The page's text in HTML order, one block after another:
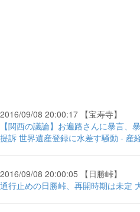
2016/09/08 20:00:17 【宝寿寺】
【関西の議論】お遍路さんに暴言、
提訴 世界遺産登録に水差す騒動 - 産
2016/09/08 20:00:05 【日勝峠】
通行止めの日勝峠、再開時期は未定